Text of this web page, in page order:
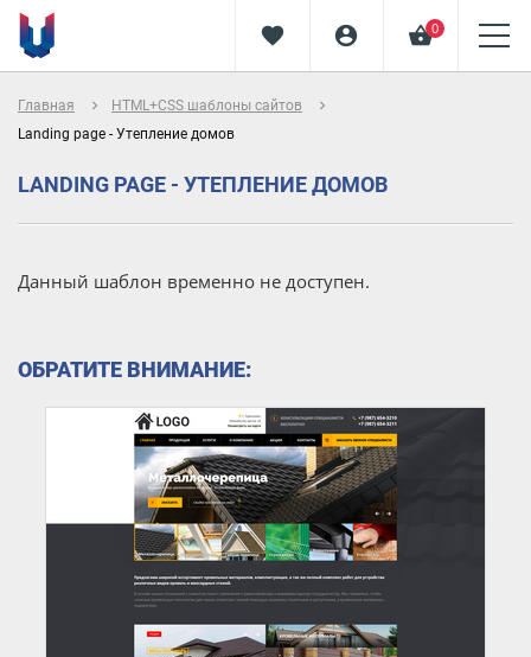
favorite account_circle shopping_basket0
Главная navigate_next HTML+CSS шаблоны сайтов
navigate_next
Landing page - Утепление домов
LANDING PAGE - УТЕПЛЕНИЕ ДОМОВ
Данный шаблон временно не доступен.
ОБРАТИТЕ ВНИМАНИЕ: